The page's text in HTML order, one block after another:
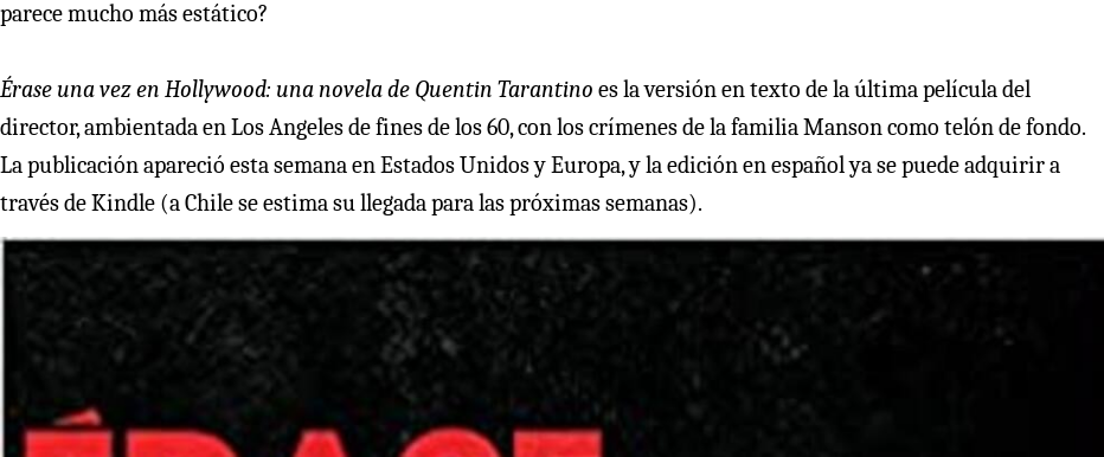
parece mucho más estático?
Érase una vez en Hollywood: una novela de Quentin Tarantino es la versión en texto de la última película del
director, ambientada en Los Angeles de fines de los 60, con los crímenes de la familia Manson como telón de fondo.
La publicación apareció esta semana en Estados Unidos y Europa, y la edición en español ya se puede adquirir a
través de Kindle (a Chile se estima su llegada para las próximas semanas).